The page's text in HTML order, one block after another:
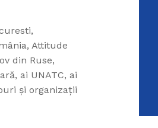
Attitude
din Ruse,
ai UNATC, ai
și organizații